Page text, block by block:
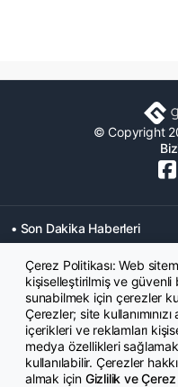
© Copyright
• Son Dakika Haberleri
• Memurlar Haberleri
• Ekonomi Haberleri
• Yaşam Haberleri
• Mahkeme Kararları
Haberleri
Çerez Politikası: Web
kişiselleştirilmiş ve güvenli
sunabilmek için çerezler
Çerezler; site
içerikleri ve reklamları
medya özellikleri
kullanılabilir. Çerezler
almak için Gizlilik ve Çerez